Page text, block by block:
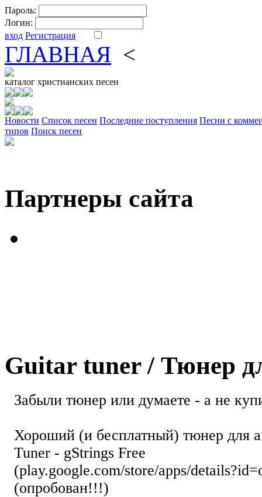
Пароль:
Логин:
вход Регистрация
ГЛАВНАЯ <
каталог христианских песен
Новости Cписок песен Последние поступления Песни с
типов Поиск песен
Партнеры сайта
Guitar tuner / Тюнер
Забыли тюнер или думаете - а не
Хороший (и бесплатный) тюнер для
Tuner - gStrings Free
(play.google.com/store/apps/
(опробован!!!)